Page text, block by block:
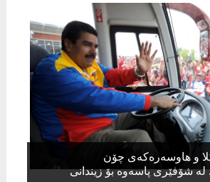
و هاوسەرەکەی چۆن
شۆفێری پاسەوە بۆ زیندانی